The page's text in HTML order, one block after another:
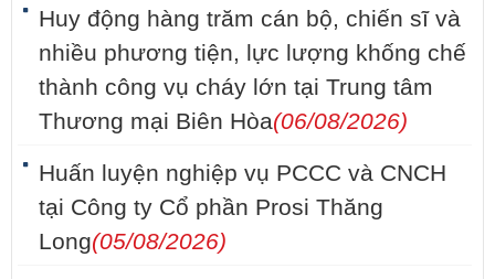
Huy động hàng trăm cán bộ, chiến sĩ và
nhiều phương tiện, lực lượng khống chế
thành công vụ cháy lớn tại Trung tâm
Thương mại Biên Hòa(06/08/2026)
Huấn luyện nghiệp vụ PCCC và CNCH
tại Công ty Cổ phần Prosi Thăng
Long(05/08/2026)